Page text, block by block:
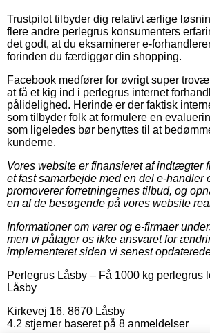
Trustpilot tilbyder dig relativt ærlige
flere andre perlegrus konsumenters
det godt, at du eksaminerer e-
forinden du færdiggør din shopping.
Facebook medfører for øvrigt super
at få et kig ind i perlegrus internet
pålidelighed. Herinde er der faktisk
som tilbyder folk at formulere en
som ligeledes bør benyttes til at
kunderne.
Vores website er finansieret af indtægter
et fast samarbejde med en del e-handler
promoverer forretningernes tilbud, og
en af de besøgende på vores website
Informationer om varer og e-firmaer
men vi påtager os ikke ansvaret for
implementeret siden vi senest
Perlegrus Låsby – Få 1000 kg perlegrus
Låsby
Kirkevej 16, 8670 Låsby
4.2 stjerner baseret på 8 anmeldelser